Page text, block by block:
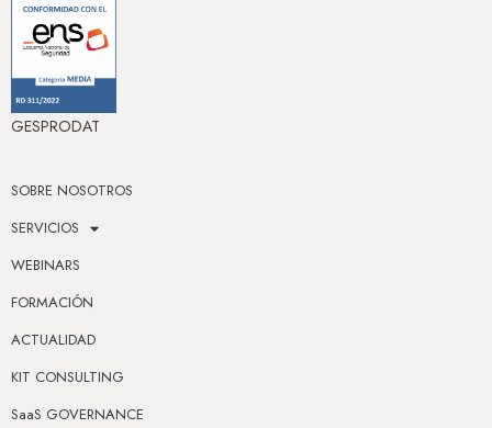
GESPRODAT
SOBRE NOSOTROS
SERVICIOS
WEBINARS
FORMACIÓN
ACTUALIDAD
KIT CONSULTING
SaaS GOVERNANCE